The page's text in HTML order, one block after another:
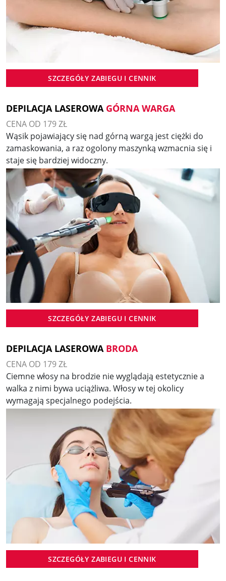
SZCZEGÓŁY ZABIEGU I CENNIK
DEPILACJA LASEROWA GÓRNA WARGA
CENA OD 179 ZŁ
Wąsik pojawiający się nad górną wargą jest ciężki do
zamaskowania, a raz ogolony maszynką wzmacnia się i
staje się bardziej widoczny.
SZCZEGÓŁY ZABIEGU I CENNIK
DEPILACJA LASEROWA BRODA
CENA OD 179 ZŁ
Ciemne włosy na brodzie nie wyglądają estetycznie a
walka z nimi bywa uciążliwa. Włosy w tej okolicy
wymagają specjalnego podejścia.
SZCZEGÓŁY ZABIEGU I CENNIK